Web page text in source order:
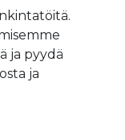
ja pyydä
ja